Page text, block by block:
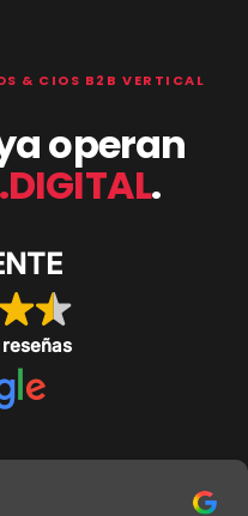
& CIOS B2B VERTICAL
operan
.